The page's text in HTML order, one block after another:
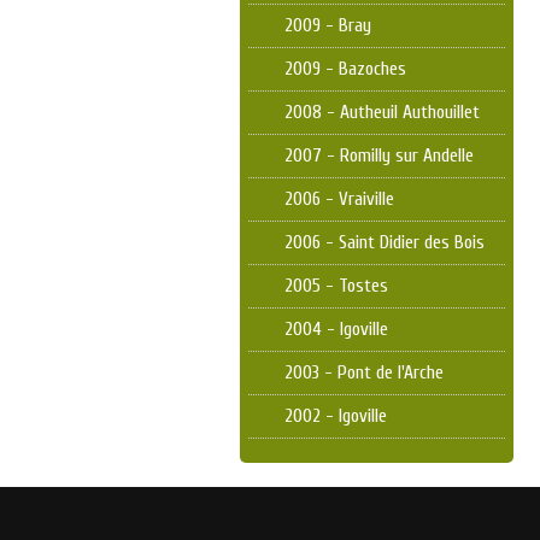
2009 - Bray
2009 - Bazoches
2008 - Autheuil Authouillet
2007 - Romilly sur Andelle
2006 - Vraiville
2006 - Saint Didier des Bois
2005 - Tostes
2004 - Igoville
2003 - Pont de l'Arche
2002 - Igoville